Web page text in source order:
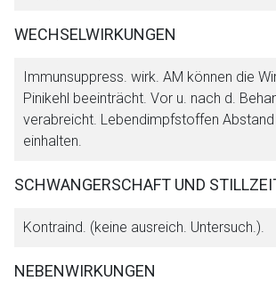
WECHSELWIRKUNGEN
Immunsuppress. wirk. AM können die
Pinikehl beeinträcht. Vor u. nach d.
verabreicht. Lebendimpfstoffen Abstand
einhalten.
SCHWANGERSCHAFT UND
Kontraind. (keine ausreich. Untersuch.).
NEBENWIRKUNGEN